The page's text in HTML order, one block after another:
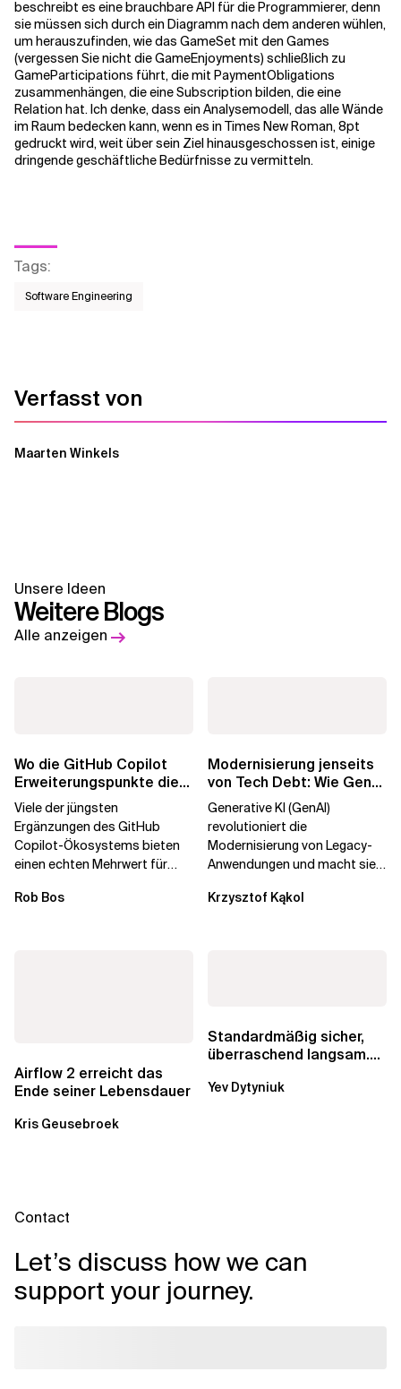
beschreibt es eine brauchbare API für die Programmierer, denn
sie müssen sich durch ein Diagramm nach dem anderen wühlen,
um herauszufinden, wie das GameSet mit den Games
(vergessen Sie nicht die GameEnjoyments) schließlich zu
GameParticipations führt, die mit PaymentObligations
zusammenhängen, die eine Subscription bilden, die eine
Relation hat. Ich denke, dass ein Analysemodell, das alle Wände
im Raum bedecken kann, wenn es in Times New Roman, 8pt
gedruckt wird, weit über sein Ziel hinausgeschossen ist, einige
dringende geschäftliche Bedürfnisse zu vermitteln.
Tags:
Software Engineering
Verfasst von
Maarten Winkels
Unsere Ideen
Weitere Blogs
Alle anzeigen
Wo die GitHub Copilot
Erweiterungspunkte die
Governance brechen
Viele der jüngsten
Ergänzungen des GitHub
Copilot-Ökosystems bieten
einen echten Mehrwert für
aber auch die...
Rob Bos
Modernisierung jenseits
von Tech Debt: Wie GenAI
die
Generative KI (GenAI)
revolutioniert die
Modernisierung von Legacy-
Anwendungen und macht sie
Durch die Automatisierung...
Krzysztof Kąkol
Airflow 2 erreicht das
Ende seiner Lebensdauer
Kris Geusebroek
Standardmäßig sicher,
überraschend langsam.
über die RDS...
Yev Dytyniuk
Contact
Let’s discuss how we can
support your journey.